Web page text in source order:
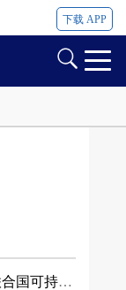
下载 APP
卫生健康共同体